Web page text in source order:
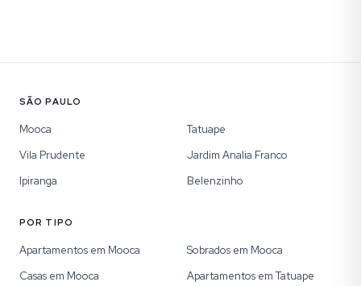
SÃO PAULO
Mooca
Tatuape
Vila Prudente
Jardim Analia Franco
Ipiranga
Belenzinho
POR TIPO
Apartamentos em Mooca
Sobrados em Mooca
Casas em Mooca
Apartamentos em Tatuape